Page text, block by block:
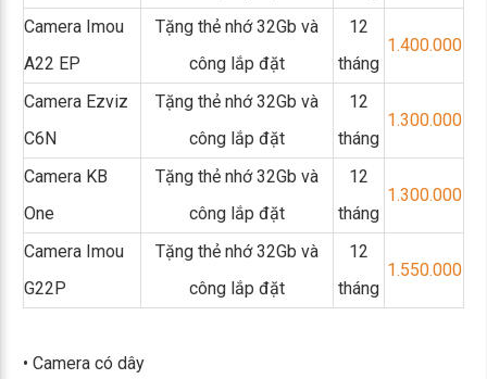
Camera Imou
A22 EP
Tặng thẻ nhớ 32Gb và
công lắp đặt
12
tháng
1.400.000
Camera Ezviz
C6N
Tặng thẻ nhớ 32Gb và
công lắp đặt
12
tháng
1.300.000
Camera KB
One
Tặng thẻ nhớ 32Gb và
công lắp đặt
12
tháng
1.300.000
Camera Imou
G22P
Tặng thẻ nhớ 32Gb và
công lắp đặt
12
tháng
1.550.000
• Camera có dây